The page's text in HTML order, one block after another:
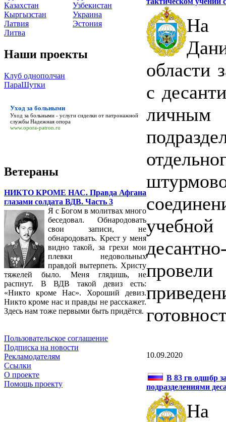
Казахстан
Кыргызстан
Латвия
Литва
Узбекистан
Украина
Эстония
Наши проекты
Клуб однополчан
ПараШутки
Уход за больными
Уход за больными- услуги сиделки от патронажной
службы Надежная опора
www.opora-patron.ru
Ветераны
НИКТО КРОМЕ НАС. Правда Афгана
глазами солдата ВДВ. Часть 3
Я с Богом в молитвах много
беседовал. Обнародовать
свои записи, не
обнародовать. Крест у меня
видно такой, за грехи мои
плевки недовольных
правдой вытерпеть. Христу
тяжелей было. Меня глядишь, не
распнут. В ВДВ такой девиз есть:
«Никто кроме Нас». Хороший девиз.
Никто кроме нас и правды не расскажет.
Здесь нам тоже первыми быть придётся.
Пользовательское соглашение
Подписка на новости
Рекламодателям
Ссылки
О проекте
Помощь проекту
На
области
с
личным
10.09.2020
В 83 гв одшбр
подразделениями
На